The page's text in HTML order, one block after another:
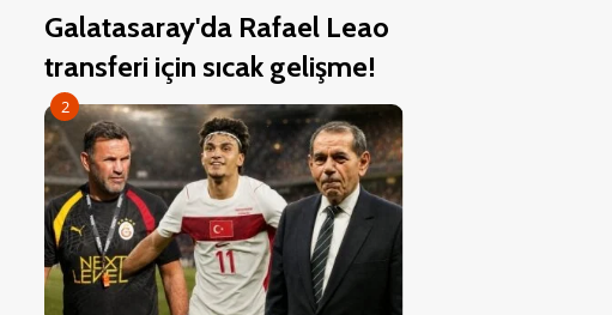
Galatasaray'da Rafael Leao
transferi için sıcak gelişme!
2